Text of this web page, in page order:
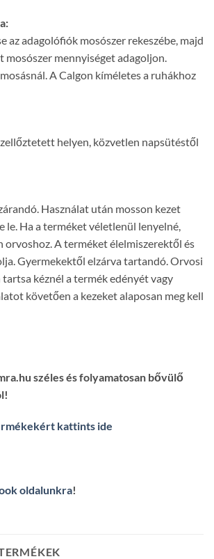
az adagolófiók mosószer rekeszébe, majd
mosószer mennyiséget adagoljon.
A Calgon kíméletes a ruhákhoz
helyen, közvetlen napsütéstől
Használat után mosson kezet
le. Ha a terméket véletlenül lenyelné,
orvoshoz. A terméket élelmiszerektől és
Gyermekektől elzárva tartandó. Orvosi
tartsa kéznél a termék edényét vagy
követően a kezeket alaposan meg kell
széles és folyamatosan bővülő
kattints ide
oldalunkra!